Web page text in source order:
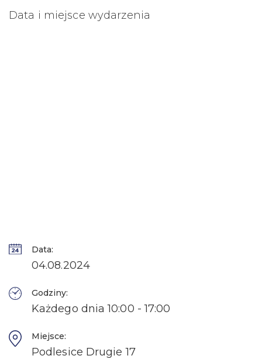
Data i miejsce wydarzenia
Data:
04.08.2024
Godziny:
Każdego dnia 10:00 - 17:00
Miejsce:
Podlesice Drugie 17